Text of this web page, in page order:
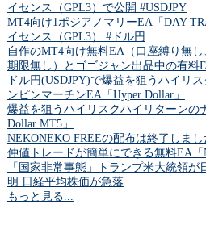
イセンス（GPL3）で公開 #USDJPY
MT4向け1ポジアノマリーEA「DAY
イセンス（GPL3） #ドル円
自作のMT4向け無料EA（口座縛り無
期限無し）とゴゴジャン出品中の有料
ドル円(USDJPY)で爆益を狙うハイリ
ンピンマーチンEA「Hyper Dollar」
爆益を狙うハイリスクハイリターンの
Dollar MT5」
NEKONEKO FREEの配布は終了しまし
仲値トレードが簡単にできる無料EA
「国家非常事態」トランプ米大統領
明 日経平均株価が急落
もっと見る...